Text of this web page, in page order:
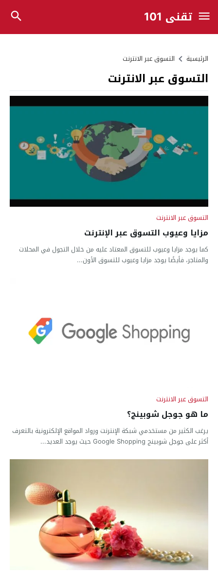
تقني 101
الرئيسية التسوق عبر الانترنت
التسوق عبر الانترنت
التسوق عبر الانترنت
مزايا وعيوب التسوق عبر الإنترنت
كما يوجد مزايا وعيوب للتسوق المعتاد عليه من خلال التجول في المحلات
والمتاجر، فأيضًا يوجد مزايا وعيوب للتسوق الأون...
التسوق عبر الانترنت
ما هو جوجل شوبينج؟
يرغب الكثير من مستخدمي شبكة الإنترنت ورواد المواقع الإلكترونية بالتعرف
أكثر على جوجل شوبينج Google Shopping حيث يوجد العديد...